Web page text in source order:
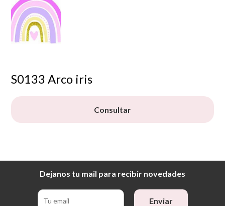
S0133 Arco iris
Consultar
Dejanos tu mail para recibir novedades
Enviar